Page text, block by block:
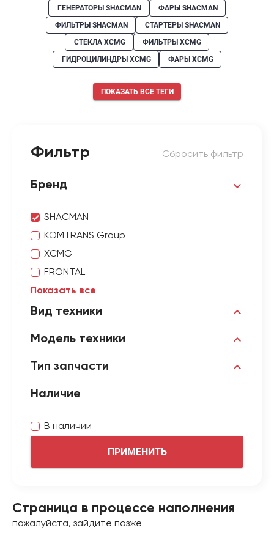
ГЕНЕРАТОРЫ SHACMAN
ФАРЫ SHACMAN
ФИЛЬТРЫ SHACMAN
СТАРТЕРЫ SHACMAN
СТЕКЛА XCMG
ФИЛЬТРЫ XCMG
ГИДРОЦИЛИНДРЫ XCMG
ФАРЫ XCMG
ПОКАЗАТЬ ВСЕ ТЕГИ
Фильтр Сбросить фильтр
Бренд
SHACMAN
KOMTRANS Group
XCMG
FRONTAL
Показать все
Вид техники
Модель техники
Тип запчасти
Наличие
В наличии
ПРИМЕНИТЬ
Страница в процессе наполнения
пожалуйста, зайдите позже